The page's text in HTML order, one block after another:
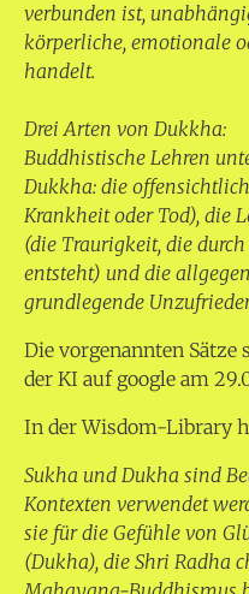
verbunden ist,
körperliche, emotionale
handelt.
Drei Arten von Dukkha:
Buddhistische Lehren
Dukkha: die
Krankheit oder Tod), die
(die Traurigkeit, die
entsteht) und die
grundlegende
Die vorgenannten Sätze
der KI auf google am
In der Wisdom-Library
Sukha und Dukha sind
Kontexten verwendet
sie für die Gefühle von
(Dukha), die Shri Radha